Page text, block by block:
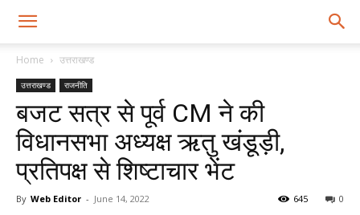
Home उत्तराखण्ड
उत्तराखण्ड राजनीति
बजट सत्र से पूर्व CM ने की
विधानसभा अध्यक्ष ऋतु खंडूड़ी,
प्रतिपक्ष से शिष्टाचार भेंट
By Web Editor - June 14, 2022 0
645